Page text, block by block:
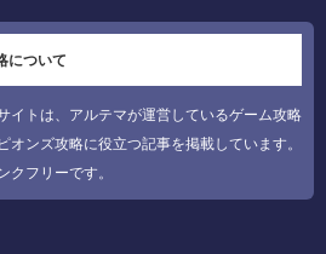
について
イトは、アルテマが運営しているゲーム攻略
オンズ攻略に役立つ記事を掲載しています。
クフリーです。